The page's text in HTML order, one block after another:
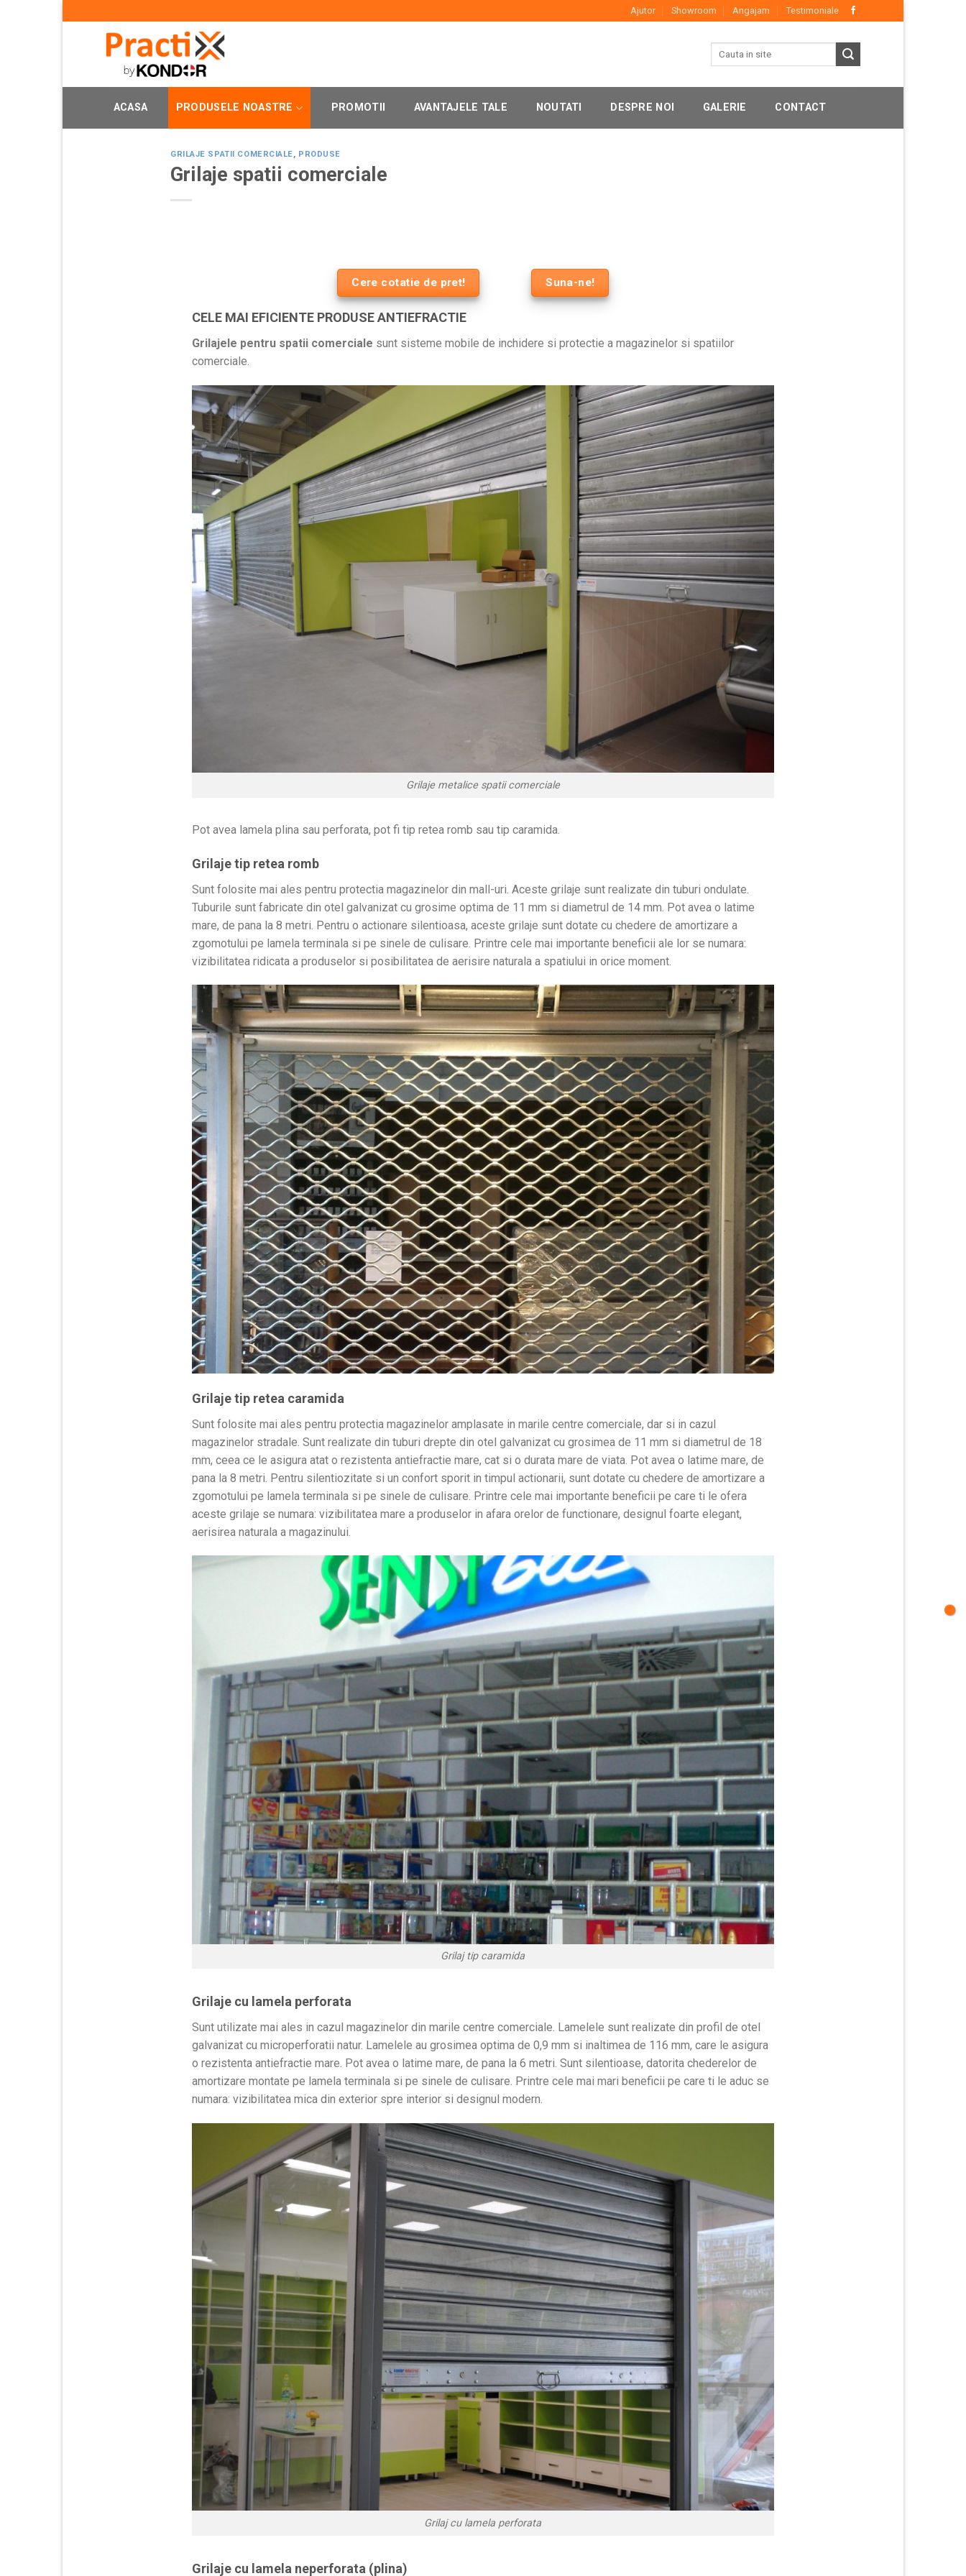
Ajutor Showroom Angajam Testimoniale
ACASA PRODUSELE NOASTRE PROMOTII AVANTAJELE TALE NOUTATI DESPRE NOI GALERIE CONTACT
GRILAJE SPATII COMERCIALE, PRODUSE
Grilaje spatii comerciale
Cere cotatie de pret! Suna-ne!
CELE MAI EFICIENTE PRODUSE ANTIEFRACTIE
Grilajele pentru spatii comerciale sunt sisteme mobile de inchidere si protectie a magazinelor si spatiilor
comerciale.
Grilaje metalice spatii comerciale
Pot avea lamela plina sau perforata, pot fi tip retea romb sau tip caramida.
Grilaje tip retea romb
Sunt folosite mai ales pentru protectia magazinelor din mall-uri. Aceste grilaje sunt realizate din tuburi ondulate.
Tuburile sunt fabricate din otel galvanizat cu grosime optima de 11 mm si diametrul de 14 mm. Pot avea o latime
mare, de pana la 8 metri. Pentru o actionare silentioasa, aceste grilaje sunt dotate cu chedere de amortizare a
zgomotului pe lamela terminala si pe sinele de culisare. Printre cele mai importante beneficii ale lor se numara:
vizibilitatea ridicata a produselor si posibilitatea de aerisire naturala a spatiului in orice moment.
Grilaje tip retea caramida
Sunt folosite mai ales pentru protectia magazinelor amplasate in marile centre comerciale, dar si in cazul
magazinelor stradale. Sunt realizate din tuburi drepte din otel galvanizat cu grosimea de 11 mm si diametrul de 18
mm, ceea ce le asigura atat o rezistenta antiefractie mare, cat si o durata mare de viata. Pot avea o latime mare, de
pana la 8 metri. Pentru silentiozitate si un confort sporit in timpul actionarii, sunt dotate cu chedere de amortizare a
zgomotului pe lamela terminala si pe sinele de culisare. Printre cele mai importante beneficii pe care ti le ofera
aceste grilaje se numara: vizibilitatea mare a produselor in afara orelor de functionare, designul foarte elegant,
aerisirea naturala a magazinului.
Grilaj tip caramida
Grilaje cu lamela perforata
Sunt utilizate mai ales in cazul magazinelor din marile centre comerciale. Lamelele sunt realizate din profil de otel
galvanizat cu microperforatii natur. Lamelele au grosimea optima de 0,9 mm si inaltimea de 116 mm, care le asigura
o rezistenta antiefractie mare. Pot avea o latime mare, de pana la 6 metri. Sunt silentioase, datorita chederelor de
amortizare montate pe lamela terminala si pe sinele de culisare. Printre cele mai mari beneficii pe care ti le aduc se
numara: vizibilitatea mica din exterior spre interior si designul modern.
Grilaj cu lamela perforata
Grilaje cu lamela neperforata (plina)